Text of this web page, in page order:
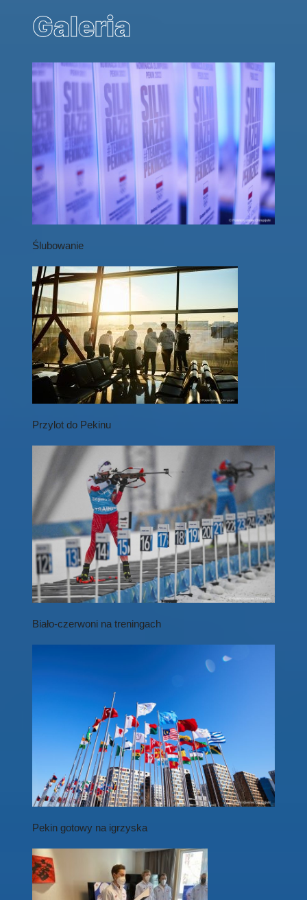
Galeria
Ślubowanie
Przylot do Pekinu
Biało-czerwoni na treningach
Pekin gotowy na igrzyska